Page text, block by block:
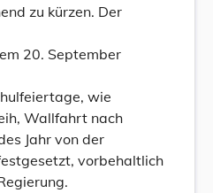
zu kürzen. Der
20. September
wie
Wallfahrt nach
Jahr von der
vorbehaltlich